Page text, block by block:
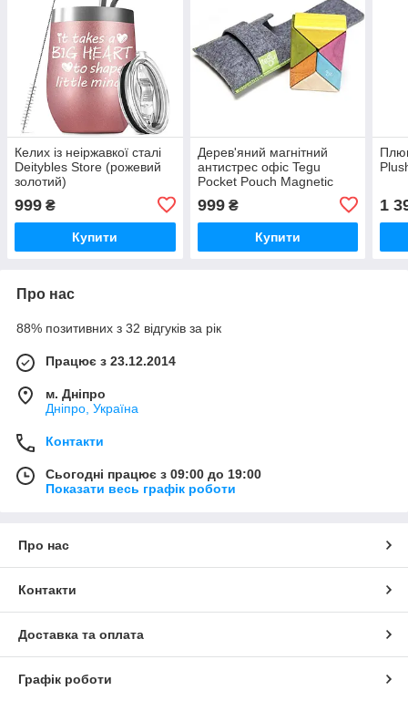
Келих із неіржавкої сталі
Deitybles Store (рожевий
золотий)
999 ₴
Купити
Дерев'яний магнітний
антистрес офіс Tegu
Pocket Pouch Magnetic
999₴
Купити
1
Про нас
88% позитивних з 32 відгуків за рік
Працює з 23.12.2014
м. Дніпро
Дніпро, Україна
Контакти
Сьогодні працює з 09:00 до 19:00
Показати весь графік роботи
Про нас
Контакти
Доставка та оплата
Графік роботи